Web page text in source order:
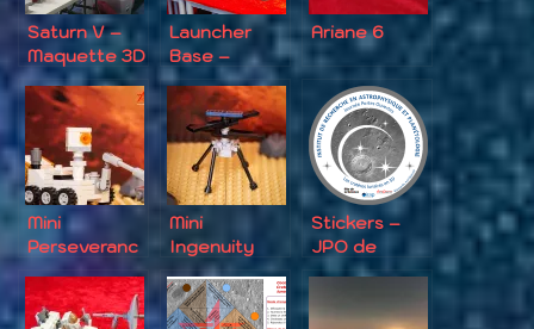
Saturn V –
Maquette 3D
géante
Launcher
Base –
Maquette 3D
géante
Ariane 6
Mini
Perseveranc
Mini
Ingenuity
Stickers –
JPO de
l’IRAP